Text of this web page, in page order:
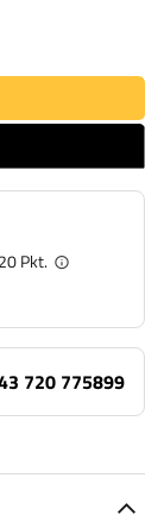
Pkt.
720 775899